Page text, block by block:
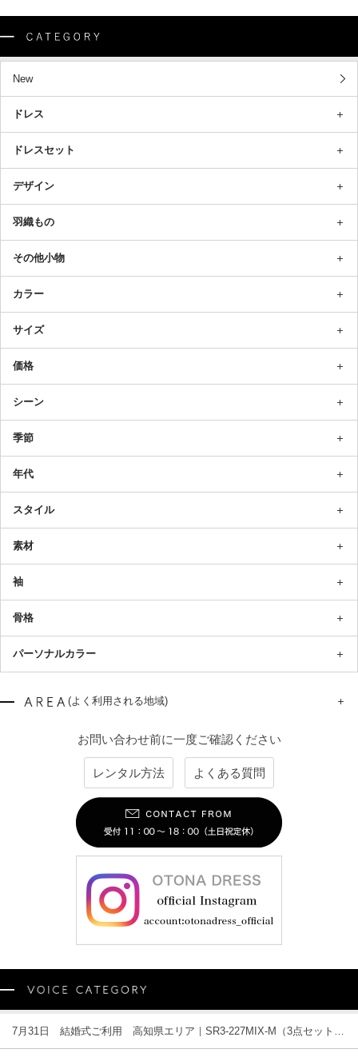
New
ドレス
ドレスセット
デザイン
羽織もの
その他小物
カラー
サイズ
価格
シーン
季節
年代
スタイル
素材
袖
骨格
パーソナルカラー
(よく利用される地域)
お問い合わせ前に一度ご確認ください
レンタル方法 よくある質問
7月31日 結婚式ご利用 高知県エリア｜SR3-227MIX-M（3点セット(バッグ)）